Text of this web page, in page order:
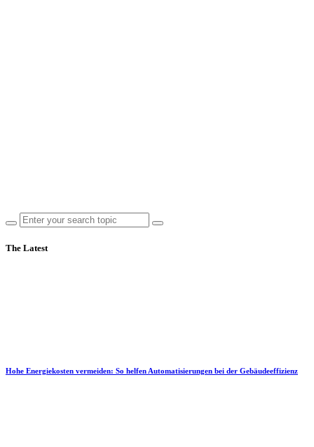
The Latest
Hohe Energiekosten vermeiden: So helfen Automatisierungen bei der Gebäudeeffizienz